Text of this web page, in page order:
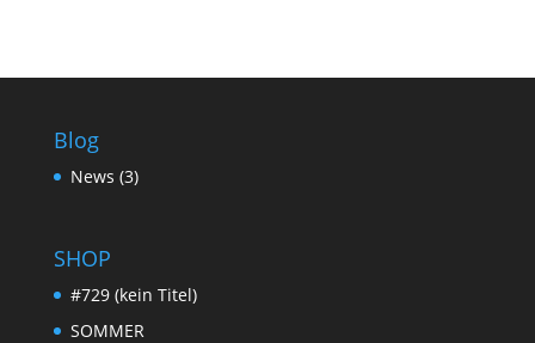
Blog
News (3)
SHOP
#729 (kein Titel)
SOMMER